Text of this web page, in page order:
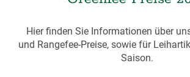
Hier finden Sie Informationen über
und Rangefee-Preise, sowie für
Saison.